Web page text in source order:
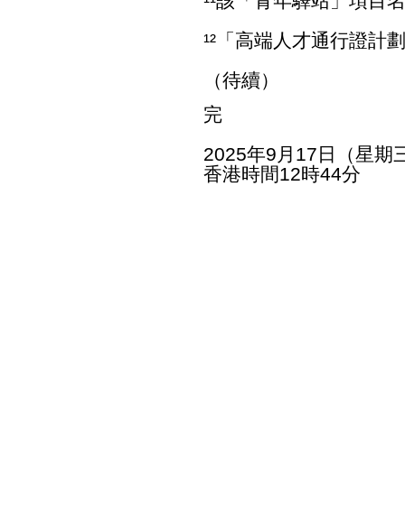
¹²「高端人才通行證計
（待續）
完
2025年9月17日（星期
香港時間12時44分